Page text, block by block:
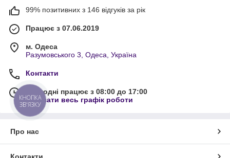
99% позитивних з 146 відгуків за рік
Працює з 07.06.2019
м. Одеса
Разумовського 3, Одеса, Україна
Контакти
Сьогодні працює з 08:00 до 17:00
Показати весь графік роботи
Про нас
КНОПКА
ЗВ'ЯЗКУ